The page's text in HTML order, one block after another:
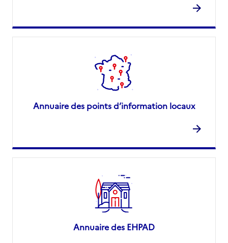
Annuaire des points d’information locaux
Annuaire des EHPAD